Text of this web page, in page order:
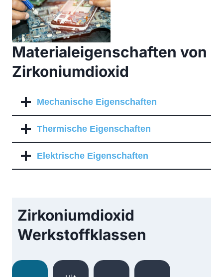
Materialeigenschaften von
Zirkoniumdioxid
Mechanische Eigenschaften
Thermische Eigenschaften
Elektrische Eigenschaften
Zirkoniumdioxid
Werkstoffklassen